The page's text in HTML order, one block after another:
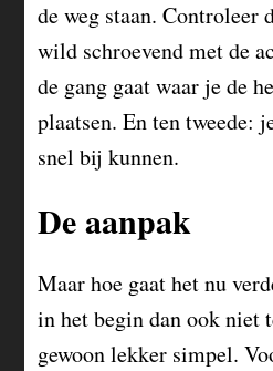
de weg staan. Controleer
wild schroevend met de
de gang gaat waar je de
plaatsen. En ten tweede:
snel bij kunnen.
De aanpak
Maar hoe gaat het nu
in het begin dan ook niet
gewoon lekker simpel.